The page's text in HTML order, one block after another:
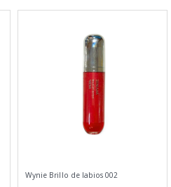
Wynie Brillo de labios 002